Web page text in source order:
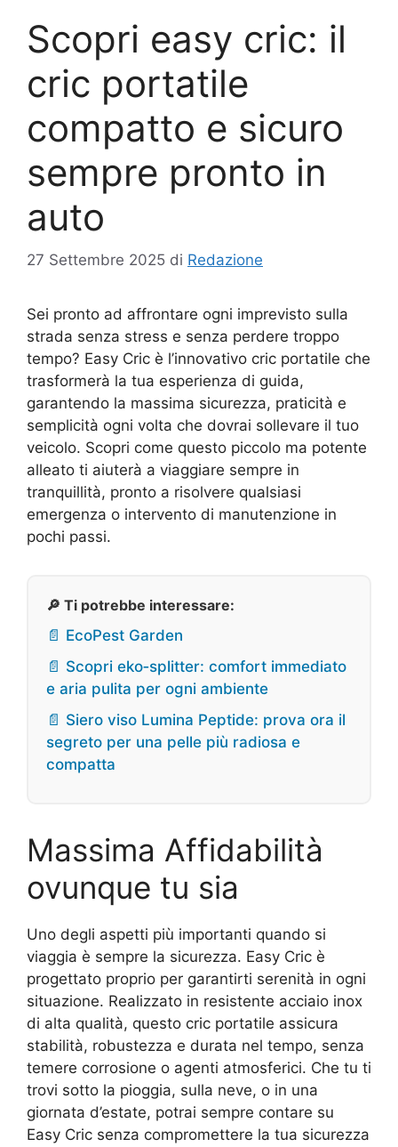
Scopri easy cric: il
cric portatile
compatto e sicuro
sempre pronto in
auto
27 Settembre 2025 di Redazione
Sei pronto ad affrontare ogni imprevisto sulla
strada senza stress e senza perdere troppo
tempo? Easy Cric è l’innovativo cric portatile che
trasformerà la tua esperienza di guida,
garantendo la massima sicurezza, praticità e
semplicità ogni volta che dovrai sollevare il tuo
veicolo. Scopri come questo piccolo ma potente
alleato ti aiuterà a viaggiare sempre in
tranquillità, pronto a risolvere qualsiasi
emergenza o intervento di manutenzione in
pochi passi.
🔎 Ti potrebbe interessare:
📄 EcoPest Garden
📄 Scopri eko‑splitter: comfort immediato
e aria pulita per ogni ambiente
📄 Siero viso Lumina Peptide: prova ora il
segreto per una pelle più radiosa e
compatta
Massima Affidabilità
ovunque tu sia
Uno degli aspetti più importanti quando si
viaggia è sempre la sicurezza. Easy Cric è
progettato proprio per garantirti serenità in ogni
situazione. Realizzato in resistente acciaio inox
di alta qualità, questo cric portatile assicura
stabilità, robustezza e durata nel tempo, senza
temere corrosione o agenti atmosferici. Che tu ti
trovi sotto la pioggia, sulla neve, o in una
giornata d’estate, potrai sempre contare su
Easy Cric senza compromettere la tua sicurezza